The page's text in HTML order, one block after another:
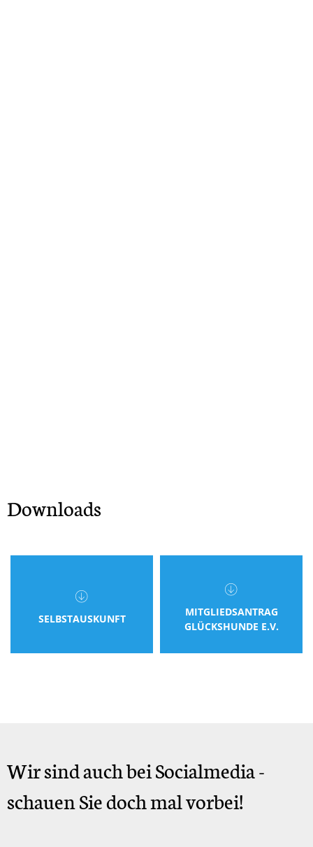
Downloads
SELBSTAUSKUNFT
MITGLIEDSANTRAG
GLÜCKSHUNDE E.V.
Wir sind auch bei Socialmedia -
schauen Sie doch mal vorbei!